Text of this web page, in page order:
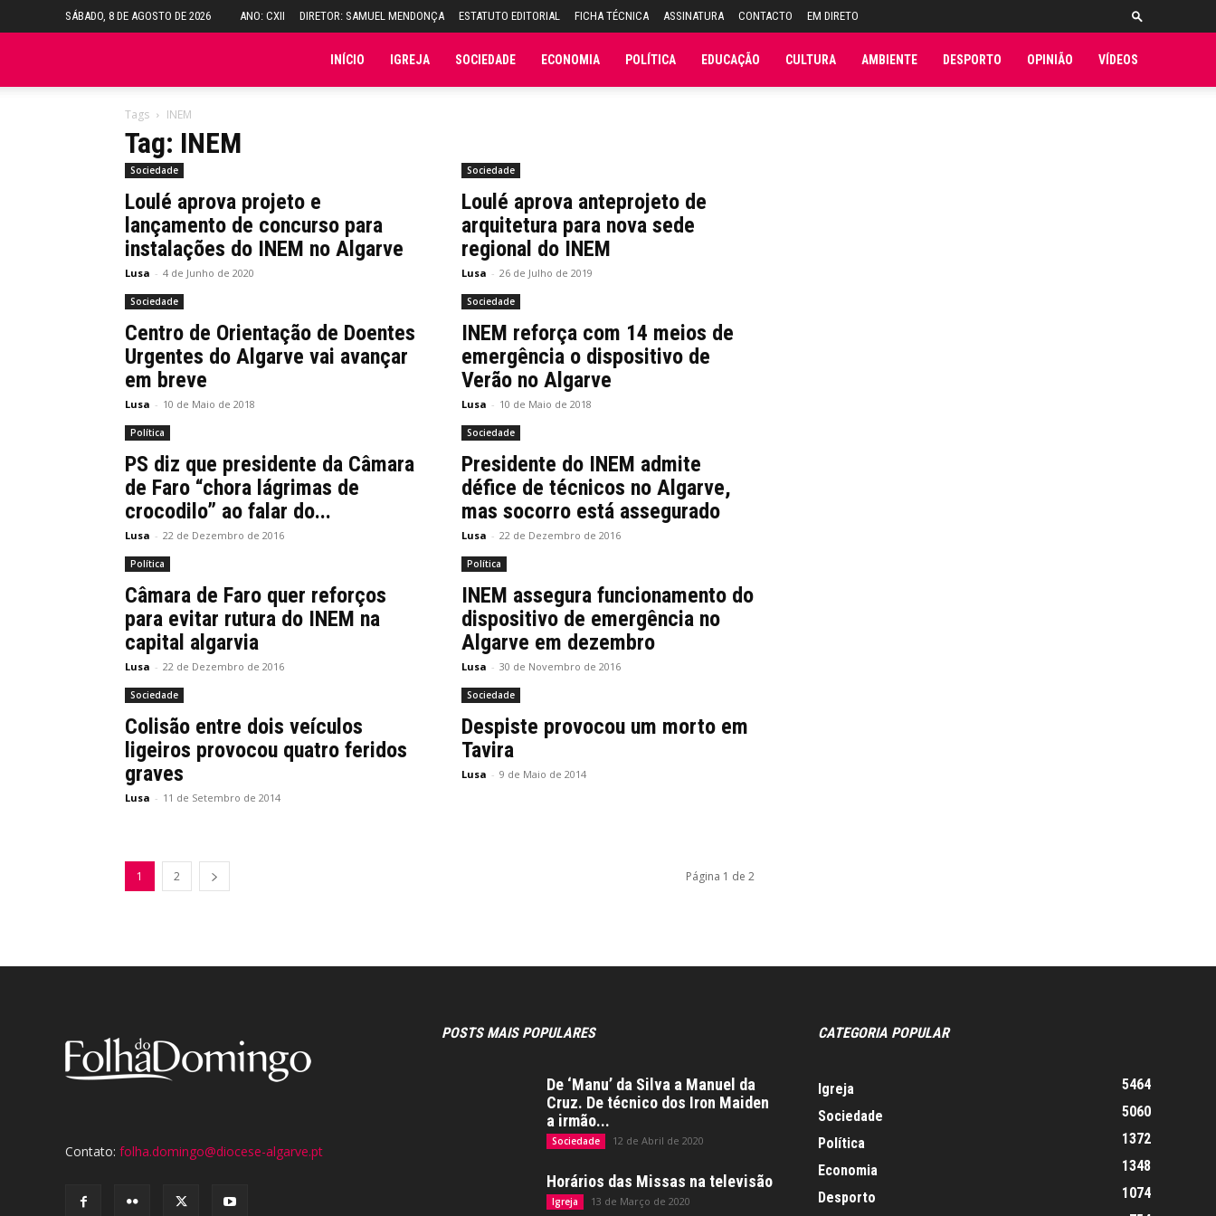
SÁBADO, 8 DE AGOSTO DE 2026 ANO: CXII DIRETOR: SAMUEL MENDONÇA ESTATUTO EDITORIAL FICHA TÉCNICA ASSINATURA CONTACTO EM DIRETO
INÍCIO IGREJA SOCIEDADE ECONOMIA POLÍTICA EDUCAÇÃO CULTURA AMBIENTE DESPORTO OPINIÃO VÍDEOS
Tags INEM
Tag: INEM
Sociedade
Loulé aprova projeto e
lançamento de concurso para
instalações do INEM no Algarve
Lusa - 4 de Junho de 2020
Sociedade
Loulé aprova anteprojeto de
arquitetura para nova sede
regional do INEM
Lusa - 26 de Julho de 2019
Sociedade
Centro de Orientação de Doentes
Urgentes do Algarve vai avançar
em breve
Lusa - 10 de Maio de 2018
Sociedade
INEM reforça com 14 meios de
emergência o dispositivo de
Verão no Algarve
Lusa - 10 de Maio de 2018
Política
PS diz que presidente da Câmara
de Faro “chora lágrimas de
crocodilo” ao falar do...
Lusa - 22 de Dezembro de 2016
Sociedade
Presidente do INEM admite
défice de técnicos no Algarve,
mas socorro está assegurado
Lusa - 22 de Dezembro de 2016
Política
Câmara de Faro quer reforços
para evitar rutura do INEM na
capital algarvia
Lusa - 22 de Dezembro de 2016
Política
INEM assegura funcionamento do
dispositivo de emergência no
Algarve em dezembro
Lusa - 30 de Novembro de 2016
Sociedade
Colisão entre dois veículos
ligeiros provocou quatro feridos
graves
Lusa - 11 de Setembro de 2014
Sociedade
Despiste provocou um morto em
Tavira
Lusa - 9 de Maio de 2014
1 2 Página 1 de 2
Contato: folha.domingo@diocese-algarve.pt
POSTS MAIS POPULARES
De ‘Manu’ da Silva a Manuel da
Cruz. De técnico dos Iron Maiden
a irmão...
Sociedade 12 de Abril de 2020
Horários das Missas na televisão
Igreja 13 de Março de 2020
CATEGORIA POPULAR
Igreja
5464
Sociedade
5060
Política
1372
Economia
1348
Desporto
1074